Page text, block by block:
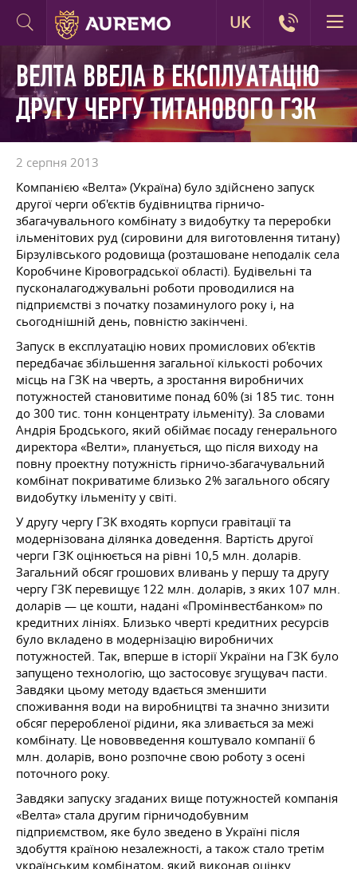
ВЕЛТА ВВЕЛА В ЕКСПЛУАТАЦІЮ
ДРУГУ ЧЕРГУ ТИТАНОВОГО ГЗК
2 серпня 2013
Компанією «Велта» (Україна) було здійснено запуск
другої черги об'єктів будівництва гірничо-
збагачувального комбінату з видобутку та переробки
ільменітових руд (сировини для виготовлення титану)
Бірзулівського родовища (розташоване неподалік села
Коробчине Кіровоградської області). Будівельні та
пусконалагоджувальні роботи проводилися на
підприємстві з початку позаминулого року і, на
сьогоднішній день, повністю закінчені.
Запуск в експлуатацію нових промислових об'єктів
передбачає збільшення загальної кількості робочих
місць на ГЗК на чверть, а зростання виробничих
потужностей становитиме понад 60% (зі 185 тис. тонн
до 300 тис. тонн концентрату ільменіту). За словами
Андрія Бродського, який обіймає посаду генерального
директора «Велти», планується, що після виходу на
повну проектну потужність гірничо-збагачувальний
комбінат покриватиме близько 2% загального обсягу
видобутку ільменіту у світі.
У другу чергу ГЗК входять корпуси гравітації та
модернізована ділянка доведення. Вартість другої
черги ГЗК оцінюється на рівні 10,5 млн. доларів.
Загальний обсяг грошових вливань у першу та другу
чергу ГЗК перевищує 122 млн. доларів, з яких 107 млн.
доларів — це кошти, надані «Промінвестбанком» по
кредитних лініях. Близько чверті кредитних ресурсів
було вкладено в модернізацію виробничих
потужностей. Так, вперше в історії України на ГЗК було
запущено технологію, що застосовує згущувач пасти.
Завдяки цьому методу вдається зменшити
споживання води на виробництві та значно знизити
обсяг переробленої рідини, яка зливається за межі
комбінату. Це нововведення коштувало компанії 6
млн. доларів, воно розпочне свою роботу з осені
поточного року.
Завдяки запуску згаданих вище потужностей компанія
«Велта» стала другим гірничодобувним
підприємством, яке було зведено в Україні після
здобуття країною незалежності, а також стало третім
українським комбінатом, який виконав оцінку
UK